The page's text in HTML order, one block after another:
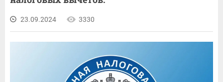
23.09.2024 3330